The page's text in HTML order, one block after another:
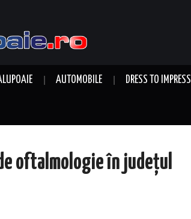
AUTOMOBILE DRESS TO IMPRESS
oftalmologie în județul